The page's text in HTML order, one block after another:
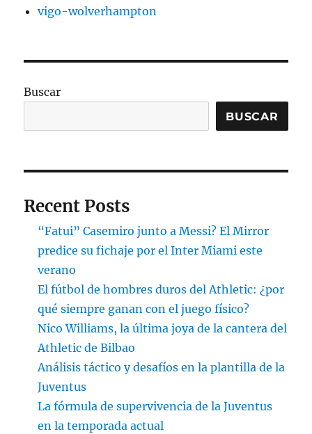
vigo-wolverhampton
Buscar
BUSCAR
Recent Posts
“Fatui” Casemiro junto a Messi? El Mirror
predice su fichaje por el Inter Miami este
verano
El fútbol de hombres duros del Athletic: ¿por
qué siempre ganan con el juego físico?
Nico Williams, la última joya de la cantera del
Athletic de Bilbao
Análisis táctico y desafíos en la plantilla de la
Juventus
La fórmula de supervivencia de la Juventus
en la temporada actual